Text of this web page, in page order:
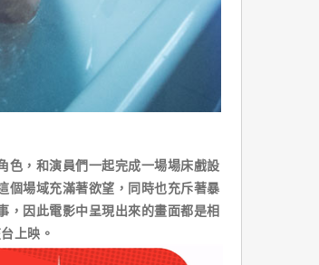
色，和演員們一起完成一場場床戲設
個場域充滿著欲望，同時也充斥著暴
，因此電影中呈現出來的畫面都是相
上映。